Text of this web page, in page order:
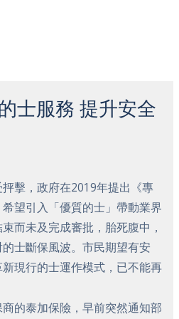
士服務 提升安全
擊，政府在2019年提出《專
望引入「優質的士」帶動業界
而未及完成審批，胎死腹中，
士斷保風波。市民期望有安
現行的士運作模式，已不能再
的泰加保險，早前突然通知部